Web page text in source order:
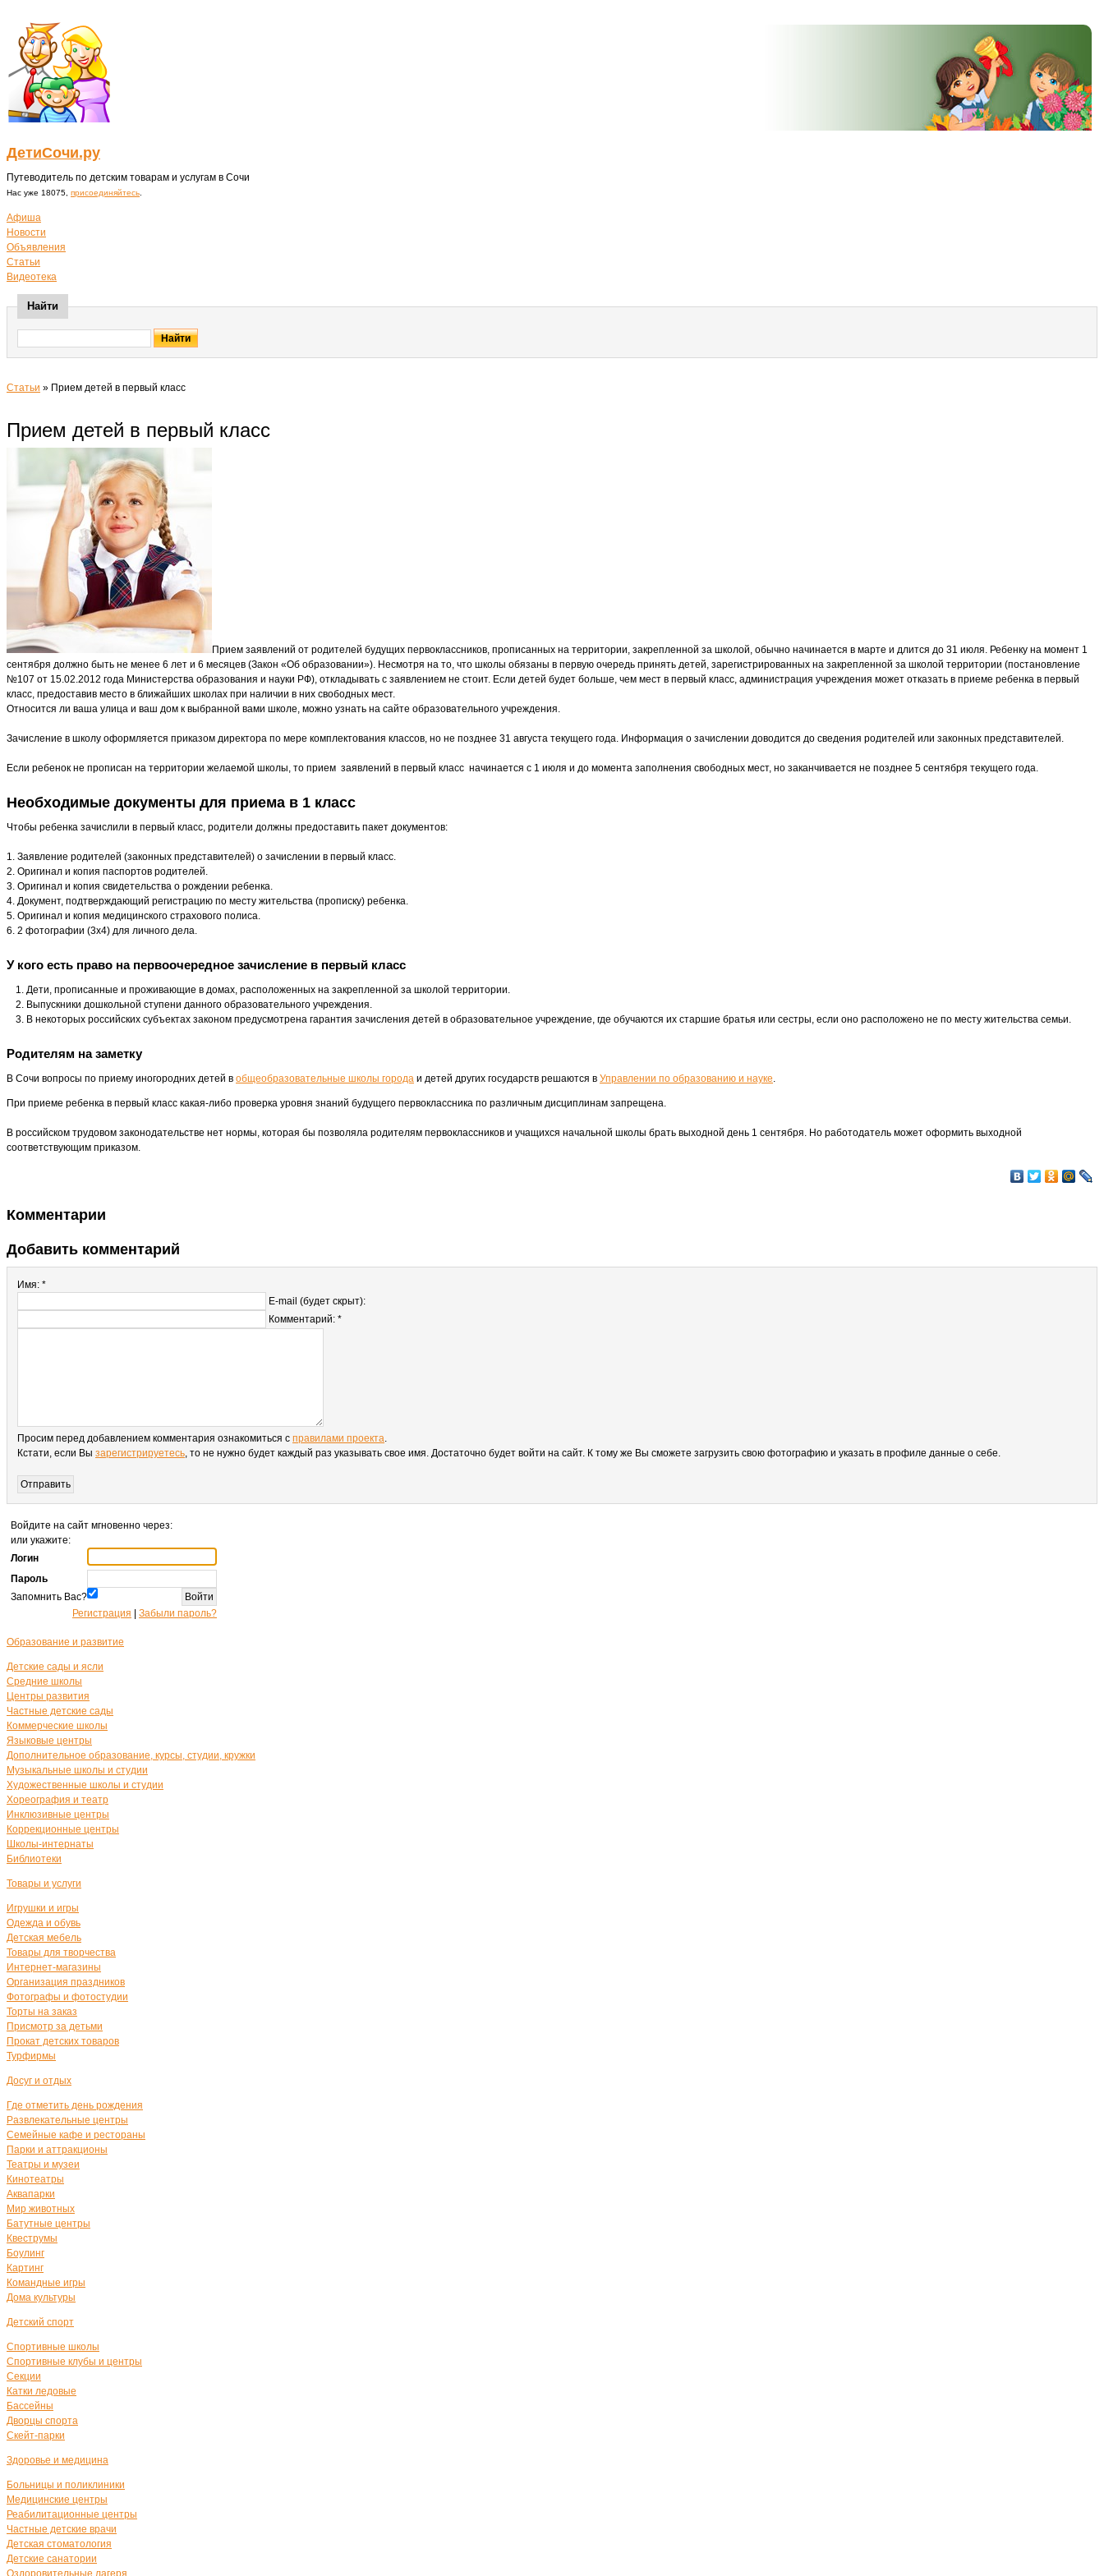
ДетиСочи.ру
Путеводитель по детским товарам и услугам в Сочи
Нас уже 18075, присоединяйтесь
Афиша
Новости
Объявления
Статьи
Видеотека
Найти
Статьи » Прием детей в первый класс
Прием детей в первый класс
Прием заявлений от родителей будущих первоклассников, прописанных на территории, закрепленной за школой, обычно начинается в марте и длится до 31 июля. Ребенку на момент 1
сентября должно быть не менее 6 лет и 6 месяцев (Закон «Об образовании»). Несмотря на то, что школы обязаны в первую очередь принять детей, зарегистрированных на закрепленной за школой территории (постановление
№107 от 15.02.2012 года Министерства образования и науки РФ), откладывать с заявлением не стоит. Если детей будет больше, чем мест в первый класс, администрация учреждения может отказать в приеме ребенка в первый
класс, предоставив место в ближайших школах при наличии в них свободных мест.
Относится ли ваша улица и ваш дом к выбранной вами школе, можно узнать на сайте образовательного учреждения.
Зачисление в школу оформляется приказом директора по мере комплектования классов, но не позднее 31 августа текущего года. Информация о зачислении доводится до сведения родителей или законных представителей.
Если ребенок не прописан на территории желаемой школы, то прием заявлений в первый класс начинается с 1 июля и до момента заполнения свободных мест, но заканчивается не позднее 5 сентября текущего года.
Необходимые документы для приема в 1 класс
Чтобы ребенка зачислили в первый класс, родители должны предоставить пакет документов:
1. Заявление родителей (законных представителей) о зачислении в первый класс.
2. Оригинал и копия паспортов родителей.
3. Оригинал и копия свидетельства о рождении ребенка.
4. Документ, подтверждающий регистрацию по месту жительства (прописку) ребенка.
5. Оригинал и копия медицинского страхового полиса.
6. 2 фотографии (3х4) для личного дела.
У кого есть право на первоочередное зачисление в первый класс
Дети, прописанные и проживающие в домах, расположенных на закрепленной за школой территории.
Выпускники дошкольной ступени данного образовательного учреждения.
В некоторых российских субъектах законом предусмотрена гарантия зачисления детей в образовательное учреждение, где обучаются их старшие братья или сестры, если оно расположено не по месту жительства семьи.
Родителям на заметку
В Сочи вопросы по приему иногородних детей в общеобразовательные школы города и детей других государств решаются в Управлении по образованию и науке.
При приеме ребенка в первый класс какая-либо проверка уровня знаний будущего первоклассника по различным дисциплинам запрещена.
В российском трудовом законодательстве нет нормы, которая бы позволяла родителям первоклассников и учащихся начальной школы брать выходной день 1 сентября. Но работодатель может оформить выходной
соответствующим приказом.
Комментарии
Добавить комментарий
Имя: *
E-mail (будет скрыт):
Комментарий: *
Просим перед добавлением комментария ознакомиться с правилами проекта.
Кстати, если Вы зарегистрируетесь, то не нужно будет каждый раз указывать свое имя. Достаточно будет войти на сайт. К тому же Вы сможете загрузить свою фотографию и указать в профиле данные о себе.
Войдите на сайт мгновенно через:
или укажите:
Логин
Пароль
Запомнить Вас?
Регистрация
Забыли пароль?
Образование и развитие
Детские сады и ясли
Средние школы
Центры развития
Частные детские сады
Коммерческие школы
Языковые центры
Дополнительное образование, курсы, студии, кружки
Музыкальные школы и студии
Художественные школы и студии
Хореография и театр
Инклюзивные центры
Коррекционные центры
Школы-интернаты
Библиотеки
Товары и услуги
Игрушки и игры
Одежда и обувь
Детская мебель
Товары для творчества
Интернет-магазины
Организация праздников
Фотографы и фотостудии
Торты на заказ
Присмотр за детьми
Прокат детских товаров
Турфирмы
Досуг и отдых
Где отметить день рождения
Развлекательные центры
Семейные кафе и рестораны
Парки и аттракционы
Театры и музеи
Кинотеатры
Аквапарки
Мир животных
Батутные центры
Квеструмы
Боулинг
Картинг
Командные игры
Дома культуры
Детский спорт
Спортивные школы
Спортивные клубы и центры
Секции
Катки ледовые
Бассейны
Дворцы спорта
Скейт-парки
Здоровье и медицина
Больницы и поликлиники
Медицинские центры
Реабилитационные центры
Частные детские врачи
Детская стоматология
Детские санатории
Оздоровительные лагеря